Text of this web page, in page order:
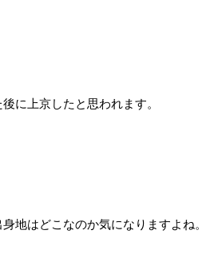
に上京したと思われます。
地はどこなのか気になりますよね。